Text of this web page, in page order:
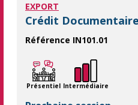
EXPORT
Crédit Documentaire
Référence IN101.01
Le crédit documentaire
Présentiel Intermédiaire